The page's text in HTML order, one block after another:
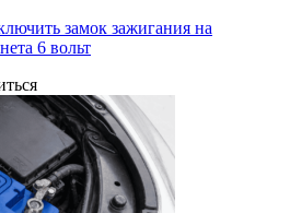
замок зажигания на
6 вольт